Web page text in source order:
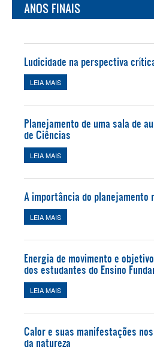
ANOS FINAIS
Ludicidade na perspectiva
LEIA MAIS
Planejamento de uma sala de
de Ciências
LEIA MAIS
A importância do planejamento
LEIA MAIS
Energia de movimento e
dos estudantes do Ensino
LEIA MAIS
Calor e suas manifestações
da natureza